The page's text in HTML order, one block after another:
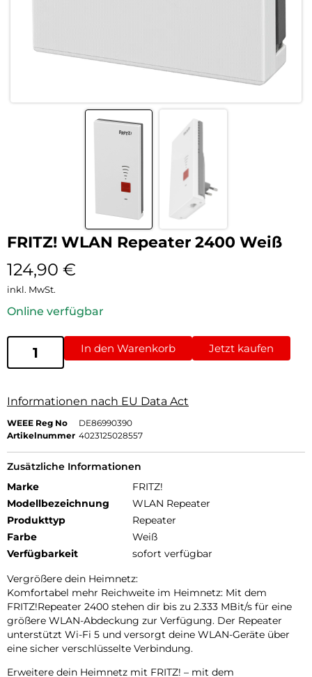
FRITZ! WLAN Repeater 2400 Weiß
124,90 €
inkl. MwSt.
Online verfügbar
In den Warenkorb Jetzt kaufen
Informationen nach EU Data Act
WEEE Reg No
DE86990390
Artikelnummer 4023125028557
Zusätzliche Informationen
Marke
FRITZ!
Modellbezeichnung
WLAN Repeater
Produkttyp
Repeater
Farbe
Weiß
Verfügbarkeit
sofort verfügbar
Vergrößere dein Heimnetz:
Komfortabel mehr Reichweite im Heimnetz: Mit dem
FRITZ!Repeater 2400 stehen dir bis zu 2.333 MBit/s für eine
größere WLAN-Abdeckung zur Verfügung. Der Repeater
unterstützt Wi-Fi 5 und versorgt deine WLAN-Geräte über
eine sicher verschlüsselte Verbindung.
Erweitere dein Heimnetz mit FRITZ! – mit dem